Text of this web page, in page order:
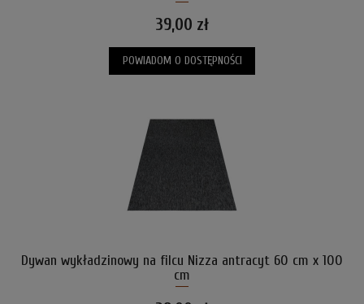
39,00 zł
POWIADOM O DOSTĘPNOŚCI
Dywan wykładzinowy na filcu Nizza antracyt 60 cm x 100
cm